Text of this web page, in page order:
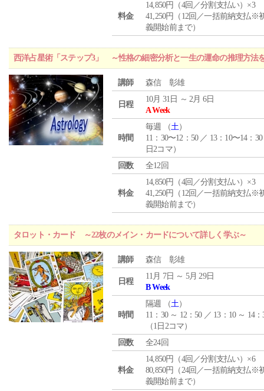
料金
14,850円（4回／分割支払い）×3
41,250円（12回／一括前納支払※
義開始前まで）
西洋占星術「ステップ3」 ～性格の細密分析と一生の運命の推理方法
講師 森信 彰雄
日程
10月 31日 ～ 2月 6日
A Week
時間
毎週 （土）
11：30〜12：50 ／ 13：10〜14：
日2コマ）
回数
全12回
料金
14,850円（4回／分割支払い）×3
41,250円（12回／一括前納支払※
義開始前まで）
タロット・カード ～22枚のメイン・カードについて詳しく学ぶ～
講師 森信 彰雄
日程
11月 7日 ～ 5月 29日
B Week
時間
隔週 （土）
11：30 ～ 12：50 ／ 13：10 ～ 14：
（1日2コマ）
回数
全24回
料金
14,850円（4回／分割支払い）×6
80,850円（24回／一括前納支払※
義開始前まで）